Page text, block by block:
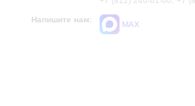
Напишите нам:
MAX